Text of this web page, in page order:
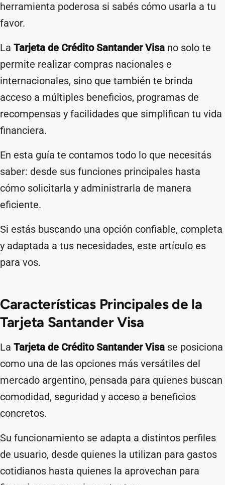
herramienta poderosa si sabés cómo usarla a tu
favor.
La Tarjeta de Crédito Santander Visa no solo te
permite realizar compras nacionales e
internacionales, sino que también te brinda
acceso a múltiples beneficios, programas de
recompensas y facilidades que simplifican tu vida
financiera.
En esta guía te contamos todo lo que necesitás
saber: desde sus funciones principales hasta
cómo solicitarla y administrarla de manera
eficiente.
Si estás buscando una opción confiable, completa
y adaptada a tus necesidades, este artículo es
para vos.
Características Principales de la
Tarjeta Santander Visa
La Tarjeta de Crédito Santander Visa se posiciona
como una de las opciones más versátiles del
mercado argentino, pensada para quienes buscan
comodidad, seguridad y acceso a beneficios
concretos.
Su funcionamiento se adapta a distintos perfiles
de usuario, desde quienes la utilizan para gastos
cotidianos hasta quienes la aprovechan para